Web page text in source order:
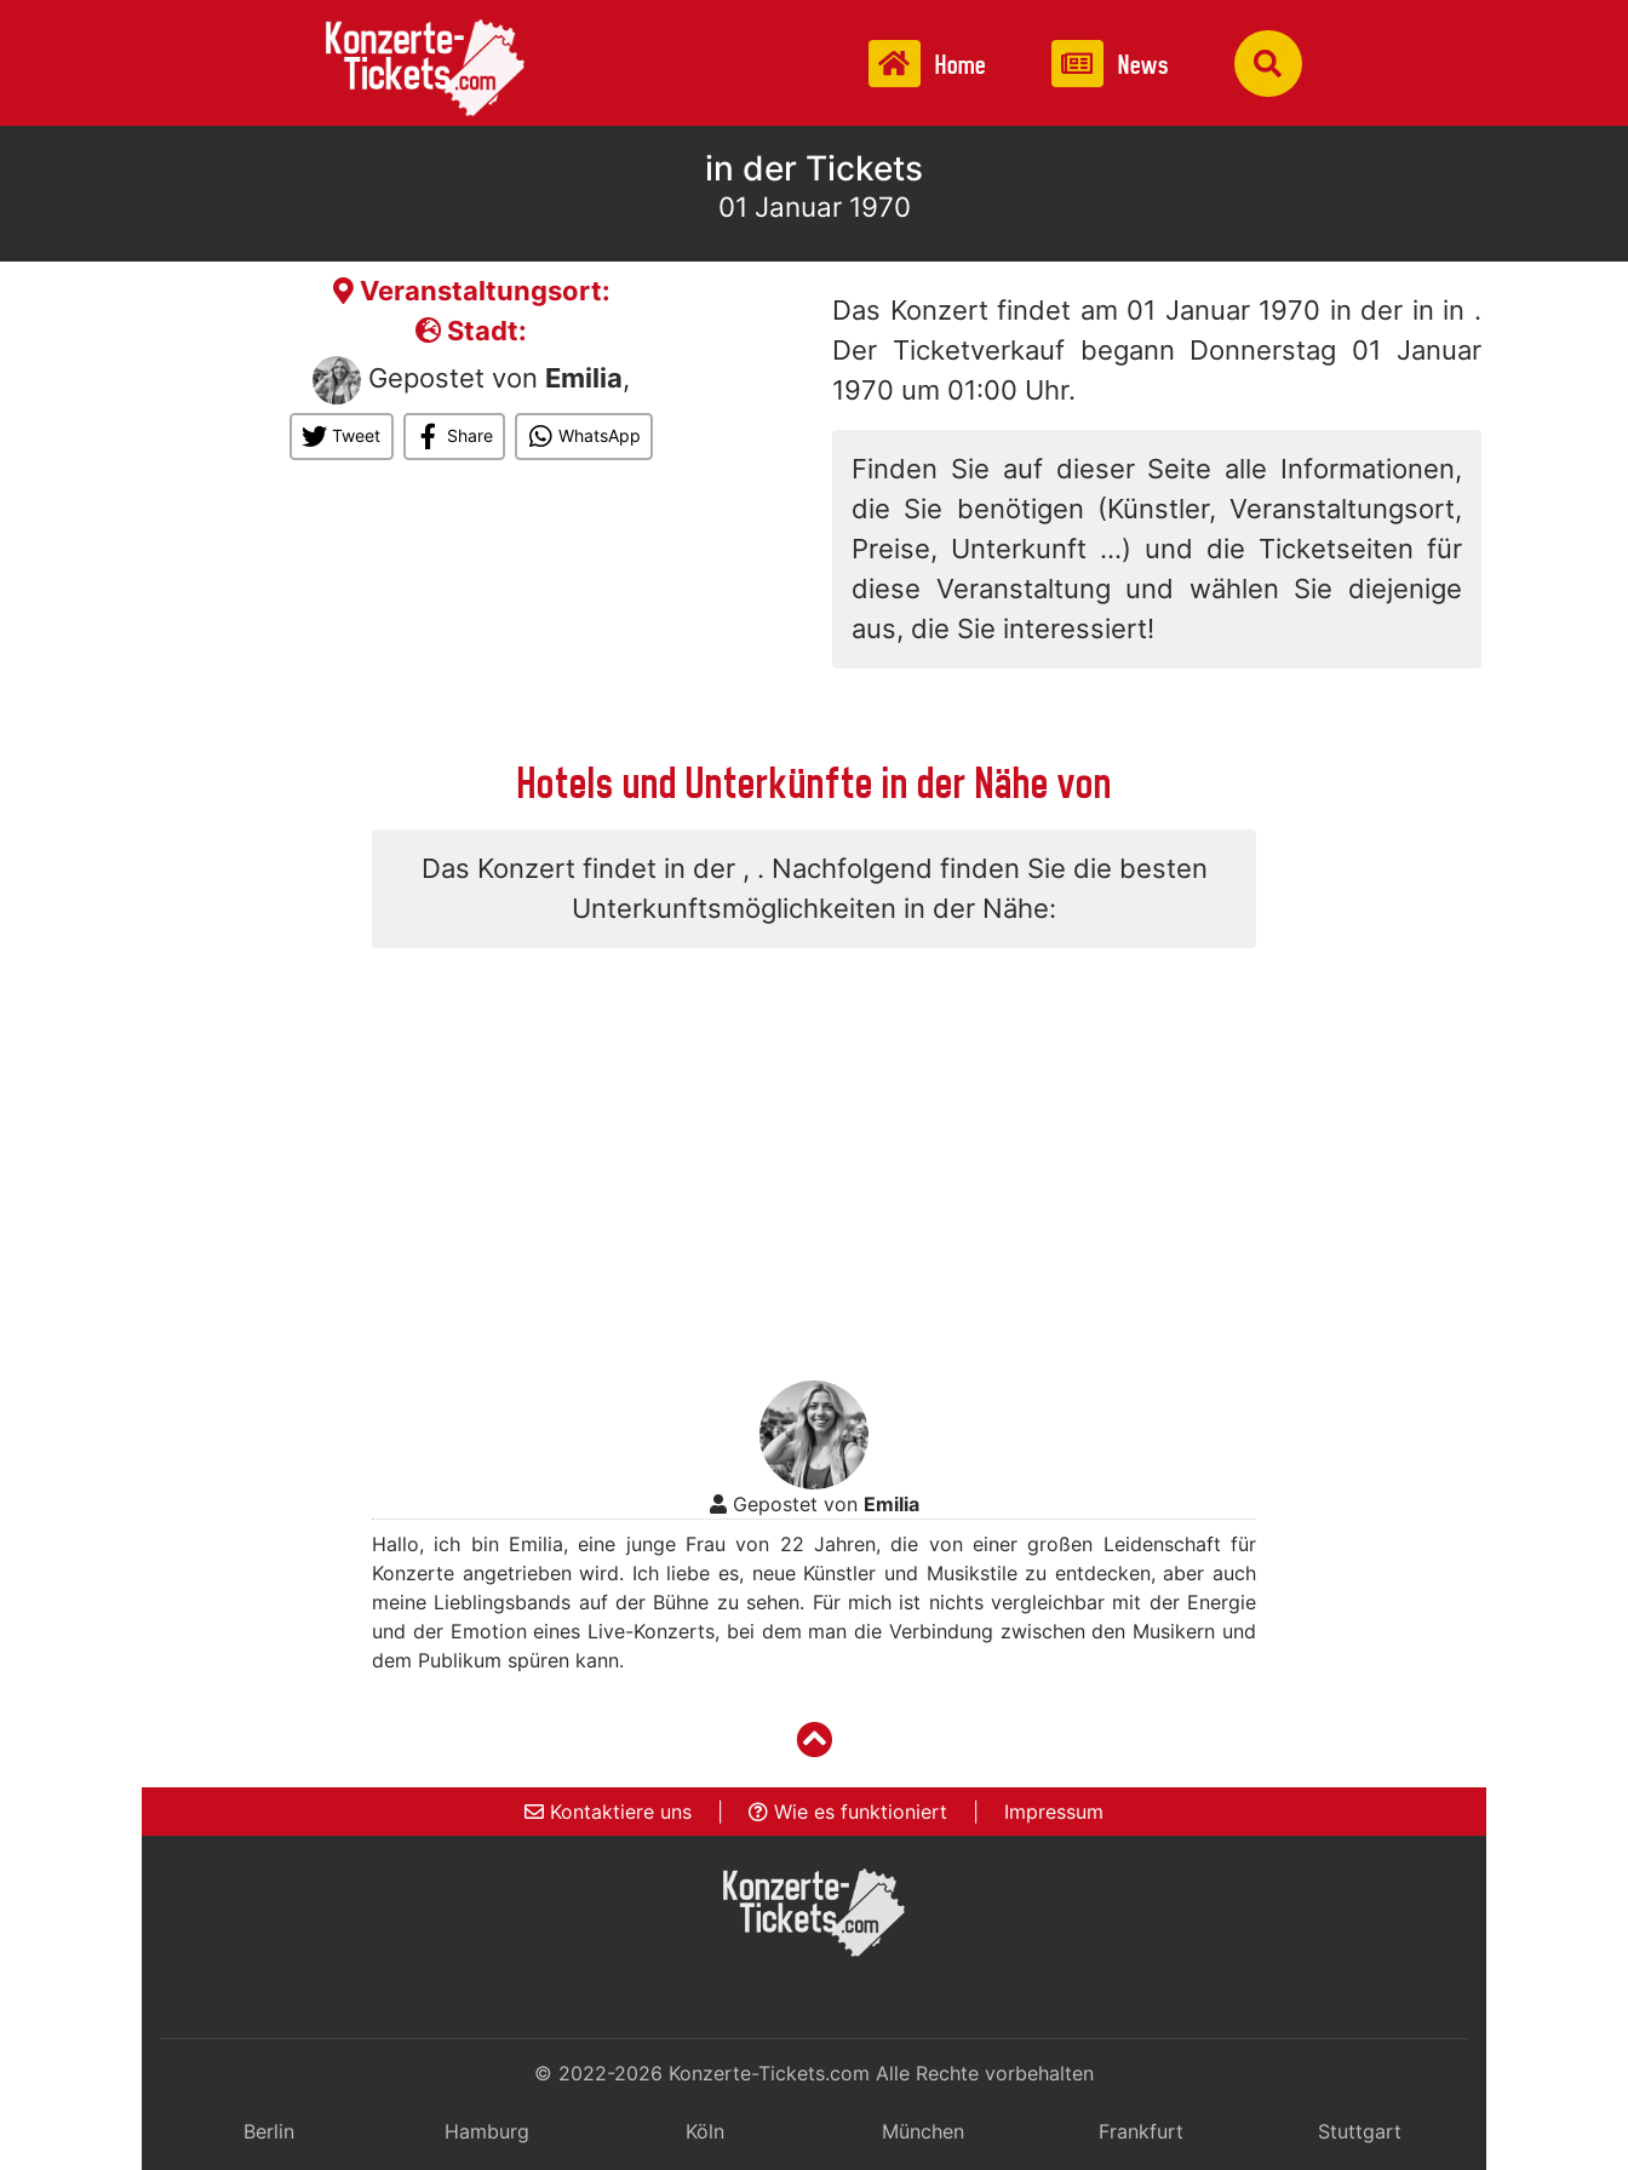
Home News
in der Tickets
01 Januar 1970
Veranstaltungsort:
Stadt:
Gepostet von Emilia,
Tweet Share WhatsApp
Das Konzert findet am 01 Januar 1970 in der in in .
Der Ticketverkauf begann Donnerstag 01 Januar
1970 um 01:00 Uhr.
Finden Sie auf dieser Seite alle Informationen,
die Sie benötigen (Künstler, Veranstaltungsort,
Preise, Unterkunft ...) und die Ticketseiten für
diese Veranstaltung und wählen Sie diejenige
aus, die Sie interessiert!
Hotels und Unterkünfte in der Nähe von
Das Konzert findet in der , . Nachfolgend finden Sie die besten
Unterkunftsmöglichkeiten in der Nähe:
Gepostet von Emilia
Hallo, ich bin Emilia, eine junge Frau von 22 Jahren, die von einer großen Leidenschaft für
Konzerte angetrieben wird. Ich liebe es, neue Künstler und Musikstile zu entdecken, aber auch
meine Lieblingsbands auf der Bühne zu sehen. Für mich ist nichts vergleichbar mit der Energie
und der Emotion eines Live-Konzerts, bei dem man die Verbindung zwischen den Musikern und
dem Publikum spüren kann.
Kontaktiere uns Wie es funktioniert Impressum
© 2022-2026 Konzerte-Tickets.com Alle Rechte vorbehalten
Berlin Hamburg Köln München Frankfurt Stuttgart